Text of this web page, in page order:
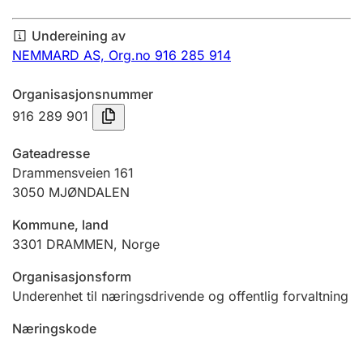
Årsrekneskap
Innsending og forseinkingsgebyr
Tinglysing
Jeger
Betaling og jegeravgiftskort
Ektepaktrettleiaren
Undereining av
NEMMARD AS, Org.no 916 285 914
Organisasjonsnummer
916 289 901
Gateadresse
Drammensveien 161
3050 MJØNDALEN
Kommune, land
3301 DRAMMEN, Norge
Organisasjonsform
Underenhet til næringsdrivende og offentlig forvaltning
Næringskode